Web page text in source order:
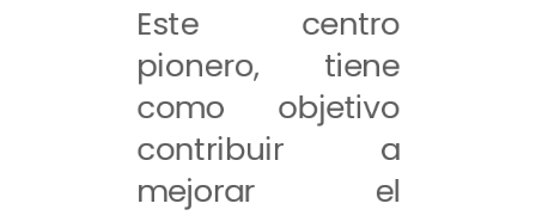
Este centro
pionero, tiene
como objetivo
contribuir a
mejorar el